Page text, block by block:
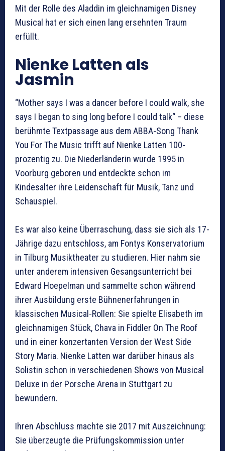
Mit der Rolle des Aladdin im gleichnamigen Disney
Musical hat er sich einen lang ersehnten Traum
erfüllt.
Nienke Latten als
Jasmin
“Mother says I was a dancer before I could walk, she
says I began to sing long before I could talk“ – diese
berühmte Textpassage aus dem ABBA-Song Thank
You For The Music trifft auf Nienke Latten 100-
prozentig zu. Die Niederländerin wurde 1995 in
Voorburg geboren und entdeckte schon im
Kindesalter ihre Leidenschaft für Musik, Tanz und
Schauspiel.
Es war also keine Überraschung, dass sie sich als 17-
Jährige dazu entschloss, am Fontys Konservatorium
in Tilburg Musiktheater zu studieren. Hier nahm sie
unter anderem intensiven Gesangsunterricht bei
Edward Hoepelman und sammelte schon während
ihrer Ausbildung erste Bühnenerfahrungen in
klassischen Musical-Rollen: Sie spielte Elisabeth im
gleichnamigen Stück, Chava in Fiddler On The Roof
und in einer konzertanten Version der West Side
Story Maria. Nienke Latten war darüber hinaus als
Solistin schon in verschiedenen Shows von Musical
Deluxe in der Porsche Arena in Stuttgart zu
bewundern.
Ihren Abschluss machte sie 2017 mit Auszeichnung:
Sie überzeugte die Prüfungskommission unter